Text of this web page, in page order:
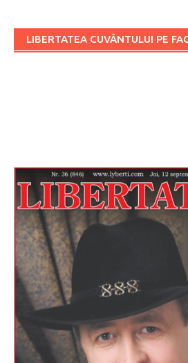
LIBERTATEA CUVÂNTULUI PE